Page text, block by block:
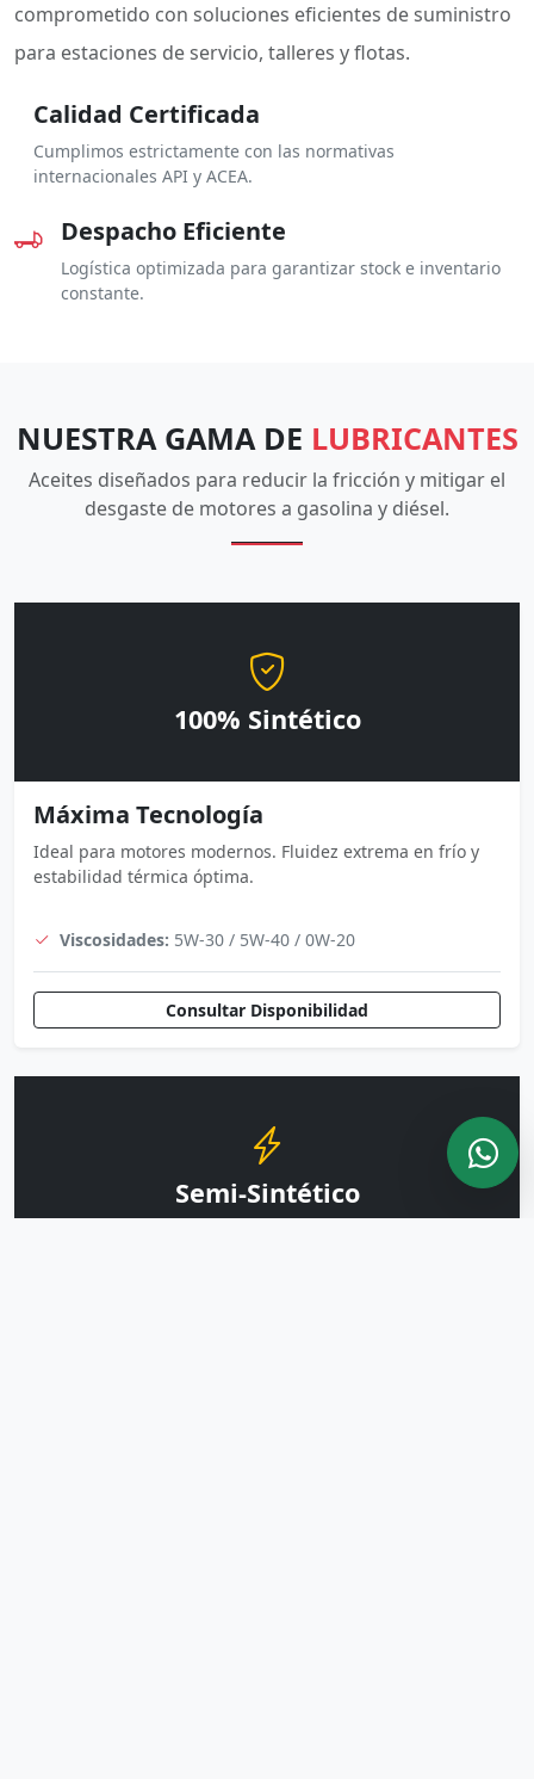
comprometido con soluciones eficientes de suministro
para estaciones de servicio, talleres y flotas.
Calidad Certificada
Cumplimos estrictamente con las normativas
internacionales API y ACEA.
Despacho Eficiente
Logística optimizada para garantizar stock e inventario
constante.
NUESTRA GAMA DE LUBRICANTES
Aceites diseñados para reducir la fricción y mitigar el
desgaste de motores a gasolina y diésel.
100% Sintético
Máxima Tecnología
Ideal para motores modernos. Fluidez extrema en frío y
estabilidad térmica óptima.
Viscosidades: 5W-30 / 5W-40 / 0W-20
Consultar Disponibilidad
Semi-Sintético